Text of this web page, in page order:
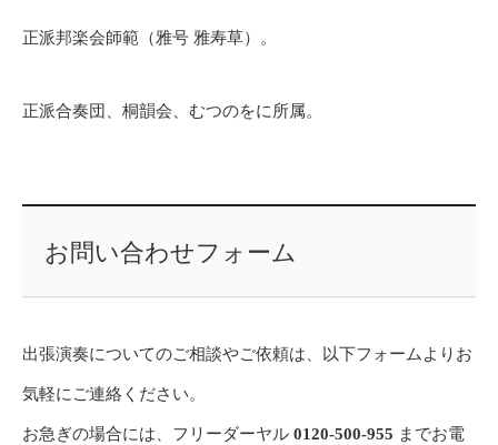
正派邦楽会師範（雅号 雅寿草）。
正派合奏団、桐韻会、むつのをに所属。
お問い合わせフォーム
出張演奏についてのご相談やご依頼は、以下フォームよりお
気軽にご連絡ください。
お急ぎの場合には、フリーダーヤル 0120-500-955 までお電